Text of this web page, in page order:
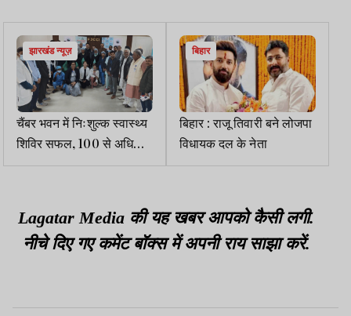
झारखंड न्यूज़
चैंबर भवन में निःशुल्क स्वास्थ्य
शिविर सफल, 100 से अधिक
लोगों ने कराई जांच
बिहार
बिहार : राजू तिवारी बने लोजपा
विधायक दल के नेता
Lagatar Media की यह खबर आपको कैसी लगी.
नीचे दिए गए कमेंट बॉक्स में अपनी राय साझा करें.